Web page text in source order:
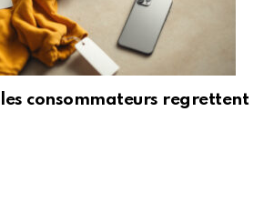
les consommateurs regrettent